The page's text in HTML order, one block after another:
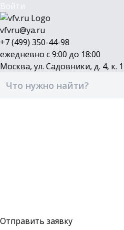
Войти
vfvru@ya.ru
+7 (499) 350-44-98
ежедневно с 9:00 до 18:00
Москва, ул. Садовники, д. 4, к.
Отправить заявку